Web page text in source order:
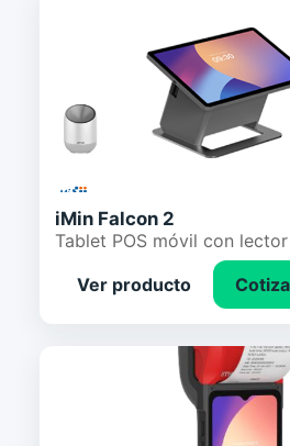
iMin Falcon 2
Tablet POS móvil con
Ver producto